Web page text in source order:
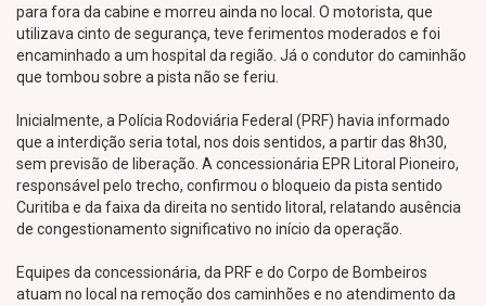
para fora da cabine e morreu ainda no local. O motorista, que
utilizava cinto de segurança, teve ferimentos moderados e foi
encaminhado a um hospital da região. Já o condutor do caminhão
que tombou sobre a pista não se feriu.
Inicialmente, a Polícia Rodoviária Federal (PRF) havia informado
que a interdição seria total, nos dois sentidos, a partir das 8h30,
sem previsão de liberação. A concessionária EPR Litoral Pioneiro,
responsável pelo trecho, confirmou o bloqueio da pista sentido
Curitiba e da faixa da direita no sentido litoral, relatando ausência
de congestionamento significativo no início da operação.
Equipes da concessionária, da PRF e do Corpo de Bombeiros
atuam no local na remoção dos caminhões e no atendimento da